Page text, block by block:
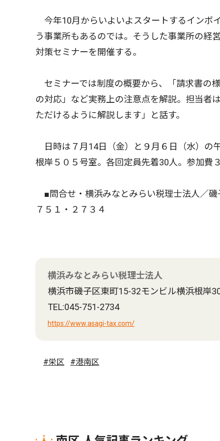
今年10月からいよいよスタートするインボ
う事業所もあるのでは。そうした事業所の経
対策セミナーを開催する。
セミナーでは制度の概要から、「請求書の
の対応」など実務上の注意点を解説。担当者
ただけるように解説します」と話す。
日時は７月14日（金）と９月６日（水）の
根岸５０５号室。各回定員先着30人。参加費
■問合せ・横浜みなとみらい税理士法人／
７５１・２７３４
横浜みなとみらい税理士法人
横浜市磯子区東町15-32モンビル横浜根岸
TEL:045-751-2734
https://www.asagi-tax.com/
#栄区 #港南区